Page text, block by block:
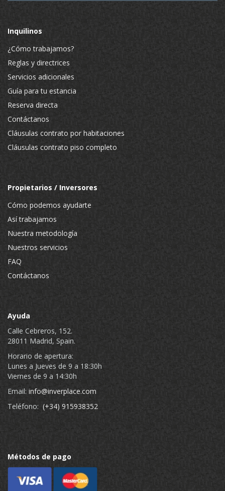
Inquilinos
¿Cómo trabajamos?
Reglas y directrices
Servicios adicionales
Guía para tu estancia
Reserva directa
Contáctanos
Cláusulas contrato por habitaciones
Cláusulas contrato piso completo
Propietarios / Inversores
Cómo podemos ayudarte
Así trabajamos
Nuestra metodología
Nuestros servicios
FAQ
Contáctanos
Ayuda
Calle Cebreros, 152.
28011 Madrid, Spain.
Horario de apertura:
Lunes a Jueves de 9 a 18:30h
Viernes de 9 a 14:30h
Email: info@inverplace.com
Teléfono: (+34) 915938352
Métodos de pago